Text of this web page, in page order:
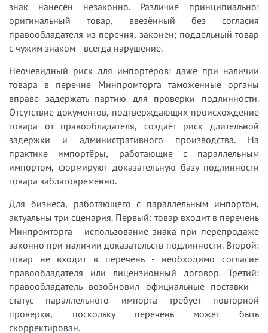
знак нанесён незаконно. Различие принципиально:
оригинальный товар, ввезённый без согласия
правообладателя из перечня, законен; поддельный товар
с чужим знаком - всегда нарушение.
Неочевидный риск для импортёров: даже при наличии
товара в перечне Минпромторга таможенные органы
вправе задержать партию для проверки подлинности.
Отсутствие документов, подтверждающих происхождение
товара от правообладателя, создаёт риск длительной
задержки и административного производства. На
практике импортёры, работающие с параллельным
импортом, формируют доказательную базу подлинности
товара заблаговременно.
Для бизнеса, работающего с параллельным импортом,
актуальны три сценария. Первый: товар входит в перечень
Минпромторга - использование знака при перепродаже
законно при наличии доказательств подлинности. Второй:
товар не входит в перечень - необходимо согласие
правообладателя или лицензионный договор. Третий:
правообладатель возобновил официальные поставки -
статус параллельного импорта требует повторной
проверки, поскольку перечень может быть
скорректирован.